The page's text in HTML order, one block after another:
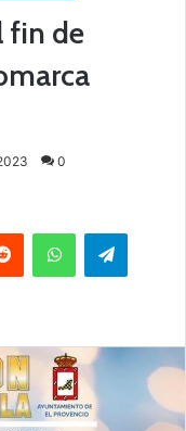
fin de
0